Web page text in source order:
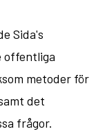
Sida's
offentliga
metoder för
det
frågor.